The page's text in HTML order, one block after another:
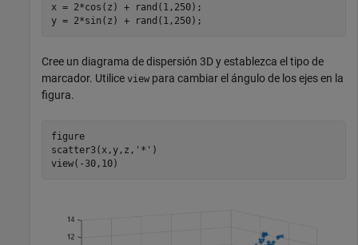
x = 2*cos(z) + rand(1,250);
y = 2*sin(z) + rand(1,250);
Cree un diagrama de dispersión 3D y establezca el tipo de
marcador. Utilice view para cambiar el ángulo de los ejes en la
figura.
figure
scatter3(x,y,z, '*' )
view(-30,10)